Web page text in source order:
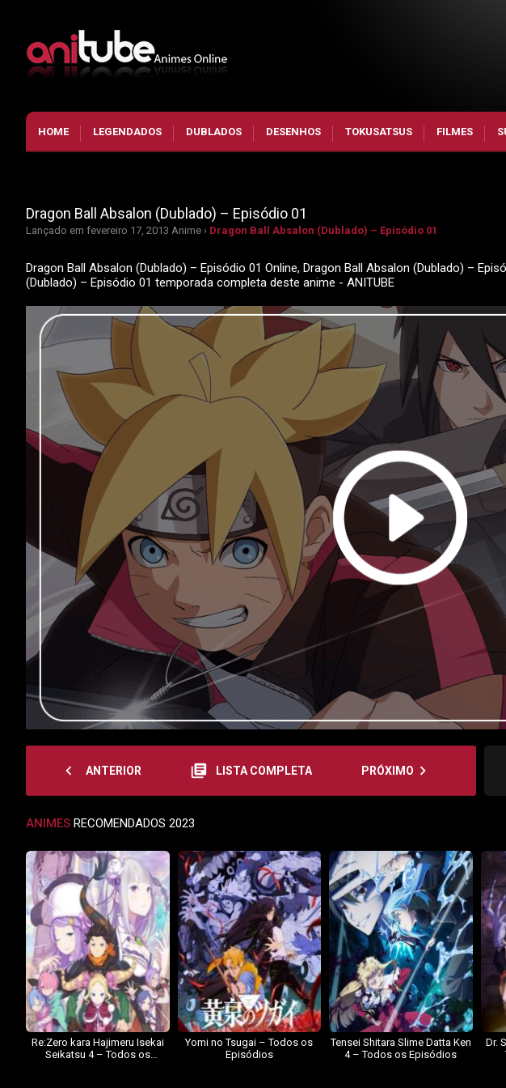
HOME LEGENDADOS DUBLADOS DESENHOS TOKUSATSUS FILMES
Dragon Ball Absalon (Dublado) – Episódio 01
Lançado em fevereiro 17, 2013 Anime › Dragon Ball Absalon (Dublado) – Episódio 01
Dragon Ball Absalon (Dublado) – Episódio 01 Online, Dragon Ball Absalon (Dublado) –
(Dublado) – Episódio 01 temporada completa deste anime - ANITUBE
navigate_before ANTERIOR library_books LISTA COMPLETA PRÓXIMO navigate_next
ANIMES RECOMENDADOS 2023
Re:Zero kara Hajimeru Isekai
Seikatsu 4 – Todos os
Yomi no Tsugai – Todos os
Episódios
Tensei Shitara Slime Datta Ken
4 – Todos os Episódios
Dr.